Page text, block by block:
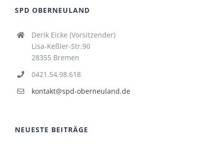
SPD OBERNEULAND
Derik Eicke (Vorsitzender)
Lisa-Keßler-Str.90
28355 Bremen
0421.54.98.618
kontakt@spd-oberneuland.de
NEUESTE BEITRÄGE